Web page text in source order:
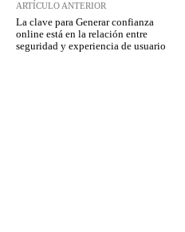
ARTÍCULO ANTERIOR
La clave para Generar confianza
online está en la relación entre
seguridad y experiencia de usuario